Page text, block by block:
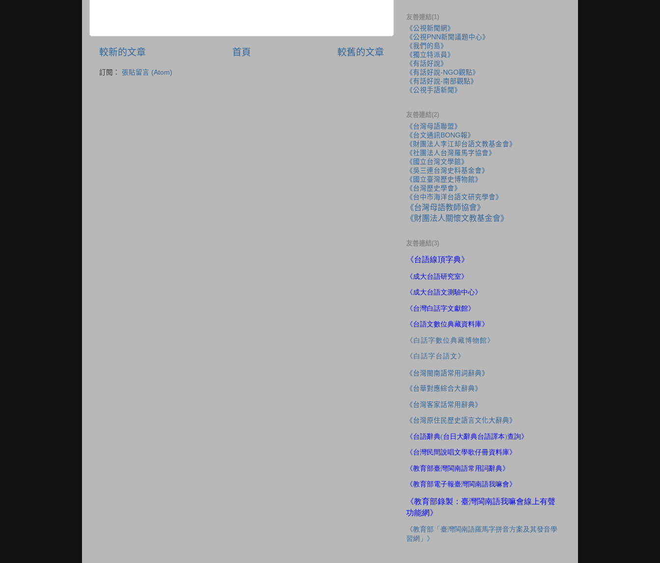
較新的文章 較舊的文章
首頁
訂閱： 張貼留言 (Atom)
友善連結(1)
《公視新聞網》
《公視PNN新聞議題中心》
《我們的島》
《獨立特派員》
《有話好說》
《有話好說-NGO觀點》
《有話好說-南部觀點》
《公視手語新聞》
友善連結(2)
《台灣母語聯盟》
《台文通訊BONG報》
《財團法人李江却台語文教基金會》
《社團法人台灣羅馬字協會》
《國立台灣文學館》
《吳三連台灣史料基金會》
《國立臺灣歷史博物館》
《台灣歷史學會》
《台中市海洋台語文研究學會》
《台灣母語教師協會》
《財團法人關懷文教基金會》
友善連結(3)
《台語線頂字典》
《成大台語研究室》
《成大台語文測驗中心》
《台灣白話字文獻館》
《台語文數位典藏資料庫》
《白話字數位典藏博物館》
《白話字台語文》
《台灣閩南語常用詞辭典》
《台華對應綜合大辭典》
《台灣客家話常用辭典》
《台灣原住民歷史語言文化大辭典》
《台語辭典(台日大辭典台語譯本)查詢》
《台灣民間說唱文學歌仔冊資料庫》
《教育部臺灣閩南語常用詞辭典》
《教育部電子報臺灣閩南語我嘛會》
《教育部錄製：臺灣閩南語我嘛會線上有聲
功能網》
《教育部「臺灣閩南語羅馬字拼音方案及其發音學
習網」》